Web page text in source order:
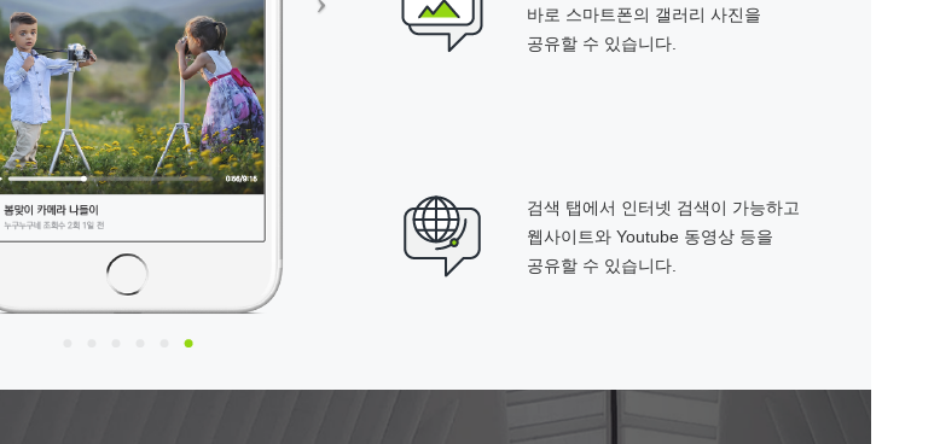
바로 스마트폰의 갤러리 사진을
공유할 수 있습니다.
검색 탭에서 인터넷 검색이 가능하고
웹사이트와 Youtube 동영상 등을
공유할 수 있습니다.